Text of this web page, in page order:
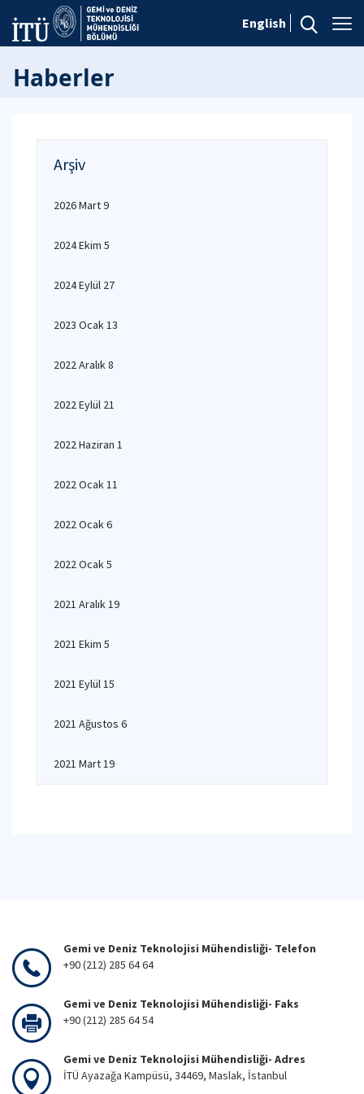
English
Haberler
Arşiv
2026 Mart 9
2024 Ekim 5
2024 Eylül 27
2023 Ocak 13
2022 Aralık 8
2022 Eylül 21
2022 Haziran 1
2022 Ocak 11
2022 Ocak 6
2022 Ocak 5
2021 Aralık 19
2021 Ekim 5
2021 Eylül 15
2021 Ağustos 6
2021 Mart 19
Gemi ve Deniz Teknolojisi Mühendisliği- Telefon
+90 (212) 285 64 64
Gemi ve Deniz Teknolojisi Mühendisliği- Faks
+90 (212) 285 64 54
Gemi ve Deniz Teknolojisi Mühendisliği- Adres
İTÜ Ayazağa Kampüsü, 34469, Maslak, İstanbul